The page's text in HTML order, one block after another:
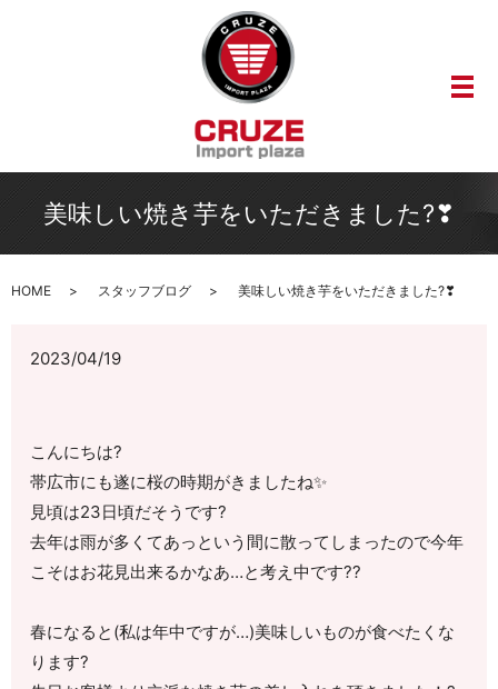
メ
美味しい焼き芋をいただきました?❣
HOME スタッフブログ 美味しい焼き芋をいただきました?❣
2023/04/19
こんにちは?
帯広市にも遂に桜の時期がきましたね✨️
見頃は23日頃だそうです?
去年は雨が多くてあっという間に散ってしまったので今年
こそはお花見出来るかなあ…と考え中です??
春になると(私は年中ですが…)美味しいものが食べたくな
ります?